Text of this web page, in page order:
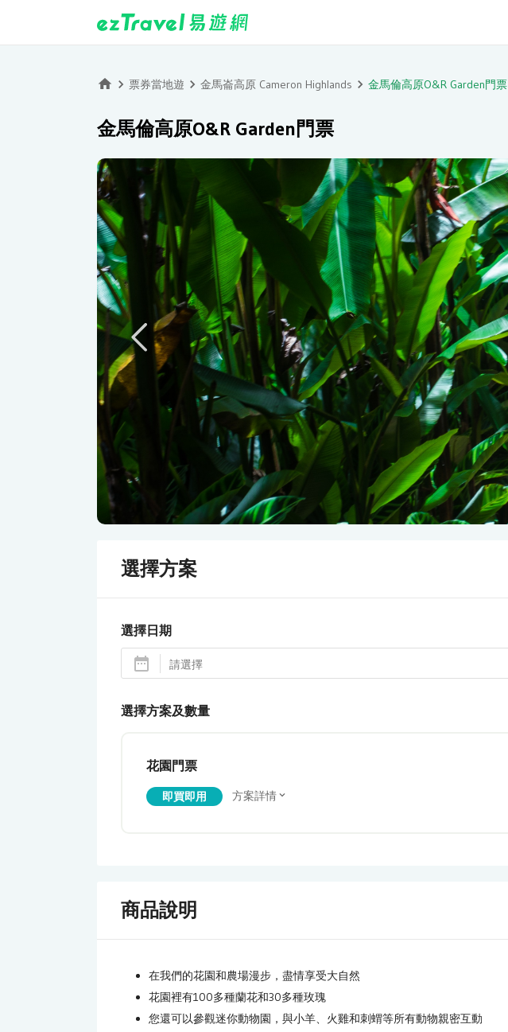
票券當地遊 金馬崙高原 Cameron Highlands 金馬倫高原O&R Garden門票
金馬倫高原O&R Garden門票
選擇方案
選擇日期
選擇方案及數量
花園門票
即買即用 方案詳情
商品說明
在我們的花園和農場漫步，盡情享受大自然
花園裡有100多種蘭花和30多種玫瑰
您還可以參觀迷你動物園，與小羊、火雞和刺蝟等所有動物親密互動